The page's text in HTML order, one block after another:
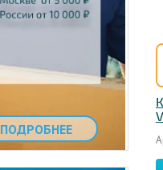
ПОДРОБНЕЕ